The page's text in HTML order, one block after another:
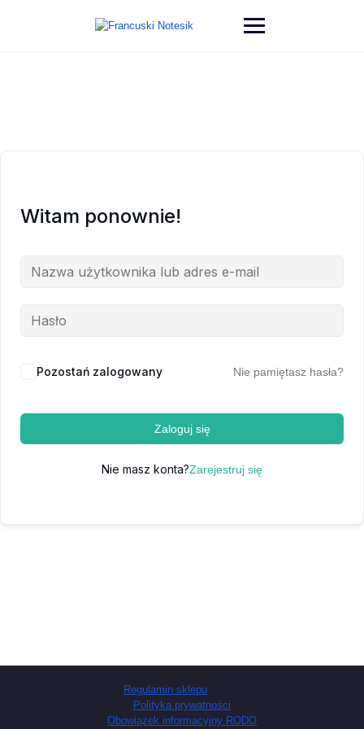
Witam ponownie!
Pozostań zalogowany Nie pamiętasz hasła?
Zaloguj się
Nie masz konta?Zarejestruj się
Regulamin sklepu
Polityka prywatności
Obowiązek informacyjny RODO